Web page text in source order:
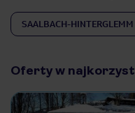
SAALBACH-HINTERGLEMM
Oferty w